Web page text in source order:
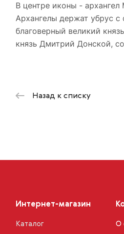
В центре иконы -
Архангелы держат убрус
благоверный великий
князь Дмитрий Донской,
Назад к списку
Интернет-магазин
Каталог О